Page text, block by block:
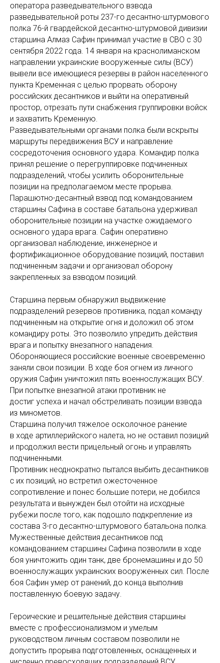
оператора разведывательного взвода
разведывательной роты 237-го десантно-штурмового
полка 76-й гвардейской десантно-штурмовой дивизии
старшина Алмаз Сафин принимал участие в СВО с 30
сентября 2022 года. 14 января на краснолиманском
направлении украинские вооруженные силы (ВСУ)
вывели все имеющиеся резервы в район населенного
пункта Кременная с целью прорвать оборону
российских десантников и выйти на оперативный
простор, отрезать пути снабжения группировки войск
и захватить Кременную.
Разведывательными органами полка были вскрыты
маршруты передвижения ВСУ и направление
сосредоточения основного удара. Командир полка
принял решение о перегруппировке подчиненных
подразделений, чтобы усилить оборонительные
позиции на предполагаемом месте прорыва.
Парашютно-десантный взвод под командованием
старшины Сафина в составе батальона удерживал
оборонительные позиции на участке ожидаемого
основного удара врага. Сафин оперативно
организовал наблюдение, инженерное и
фортификационное оборудование позиций, поставил
подчиненным задачи и организовал оборону
закрепленных за взводом позиций.
Старшина первым обнаружил выдвижение
подразделений резервов противника, подал команду
подчиненным на открытие огня и доложил об этом
командиру роты. Это позволило упредить действия
врага и попытку внезапного нападения.
Обороняющиеся российские военные своевременно
заняли свои позиции. В ходе боя огнем из личного
оружия Сафин уничтожил пять военнослужащих ВСУ.
При попытке внезапной атаки противник не
достиг успеха и начал обстреливать позиции взвода
из минометов.
Старшина получил тяжелое осколочное ранение
в ходе артиллерийского налета, но не оставил позиций
и продолжил вести прицельный огонь и управлять
подчиненными.
Противник неоднократно пытался выбить десантников
с их позиций, но встретил ожесточенное
сопротивление и понес большие потери, не добился
результата и вынужден был отойти на исходные
рубежи после того, как подошло подкрепление из
состава 3-го десантно-штурмового батальона полка.
Мужественные действия десантников под
командованием старшины Сафина позволили в ходе
боя уничтожить один танк, две бронемашины и до 50
военнослужащих украинских вооруженных сил. После
боя Сафин умер от ранений, до конца выполнив
поставленную боевую задачу.
Героические и решительные действия старшины
вместе с профессионализмом и умелым
руководством личным составом позволили не
допустить прорыва подготовленных, оснащенных и